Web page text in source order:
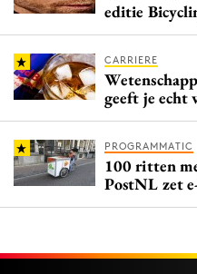
editie
CARRIERE
geeft je echt
PROGRAMMATIC
100 ritten
PostNL zet